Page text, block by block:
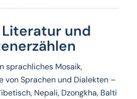
und
sprachliches Mosaik,
von Sprachen und Dialekten –
Nepali, Dzongkha, Balti